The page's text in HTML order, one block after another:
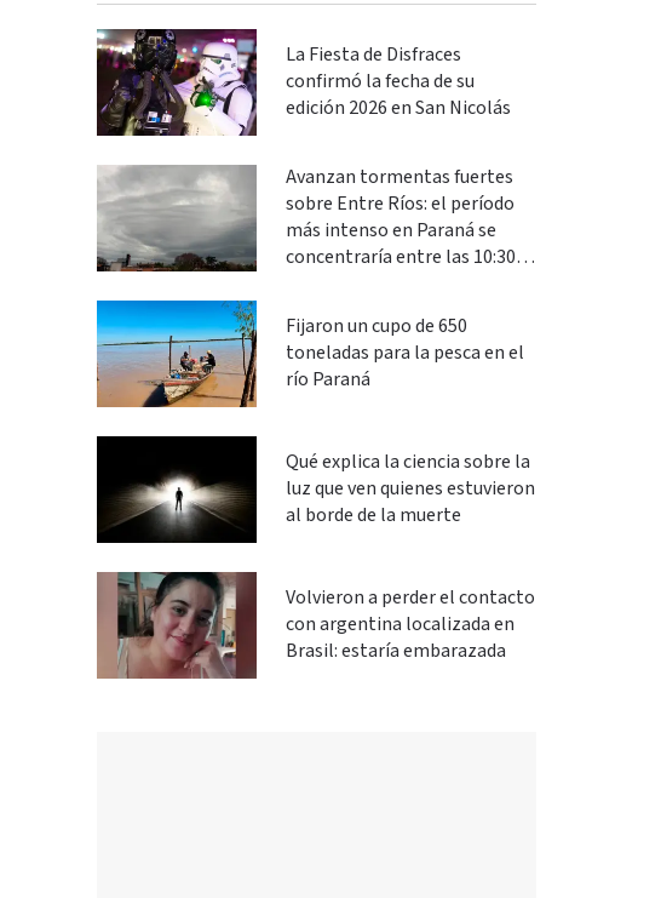
La Fiesta de Disfraces
confirmó la fecha de su
edición 2026 en San Nicolás
Avanzan tormentas fuertes
sobre Entre Ríos: el período
más intenso en Paraná se
concentraría entre las 10:30 y
Fijaron un cupo de 650
toneladas para la pesca en el
río Paraná
Qué explica la ciencia sobre la
luz que ven quienes estuvieron
al borde de la muerte
Volvieron a perder el contacto
con argentina localizada en
Brasil: estaría embarazada